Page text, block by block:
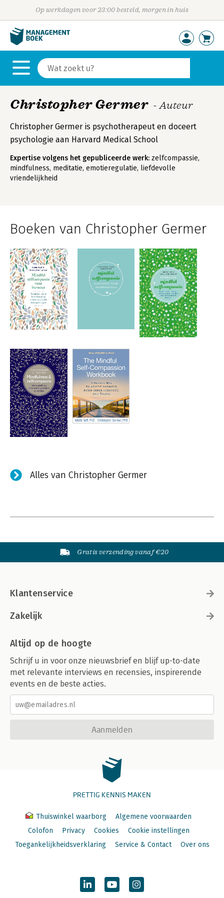
Op werkdagen voor 23:00 besteld, morgen in huis
Christopher Germer - Auteur
Christopher Germer is psychotherapeut en doceert
psychologie aan Harvard Medical School
Expertise volgens het gepubliceerde werk: zelfcompassie,
mindfulness, meditatie, emotieregulatie, liefdevolle
vriendelijkheid
Boeken van Christopher Germer
Alles van Christopher Germer
Gratis verzending vanaf €20
Klantenservice
Zakelijk
Altijd op de hoogte
Schrijf u in voor onze nieuwsbrief en blijf up-to-date
met relevante interviews en recensies, inspirerende
events en de beste acties.
Aanmelden
PRETTIG KENNIS MAKEN
Thuiswinkel waarborg
Algemene voorwaarden
Colofon
Privacy Cookies
Cookie instellingen
Toegankelijkheidsverklaring
Service & Contact Over ons